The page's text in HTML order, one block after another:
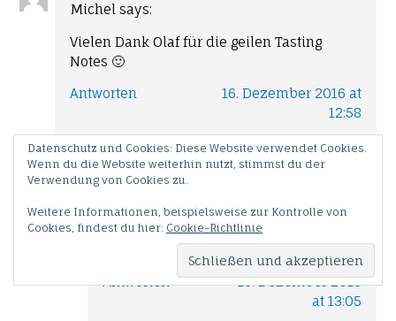
Michel says:
Vielen Dank Olaf für die geilen Tasting
Notes 🙂
Antworten
16. Dezember 2016 at
12:58
Olaf says:
Was kann ich dafür, wenn ihr so einen
geilen Whisky abfüllt? Ich notiere nur,
Antworten
16. Dezember 2016
at 13:05
Datenschutz und Cookies: Diese Website verwendet Cookies.
Wenn du die Website weiterhin nutzt, stimmst du der
Verwendung von Cookies zu.
Weitere Informationen, beispielsweise zur Kontrolle von
Cookies, findest du hier: Cookie-Richtlinie